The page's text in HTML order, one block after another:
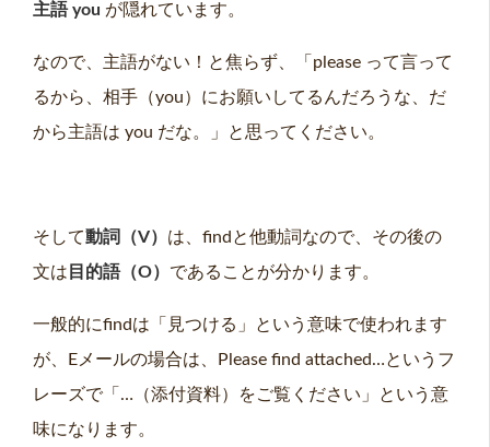
主語 you が隠れています。
なので、主語がない！と焦らず、「please って言って
るから、相手（you）にお願いしてるんだろうな、だ
から主語は you だな。」と思ってください。
そして動詞（V） は、findと他動詞なので、その後の
文は 目的語（O） であることが分かります。
一般的にfindは「見つける」という意味で使われます
が、Eメールの場合は、Please find attached…というフ
レーズで「…（添付資料）をご覧ください」という意
味になります。